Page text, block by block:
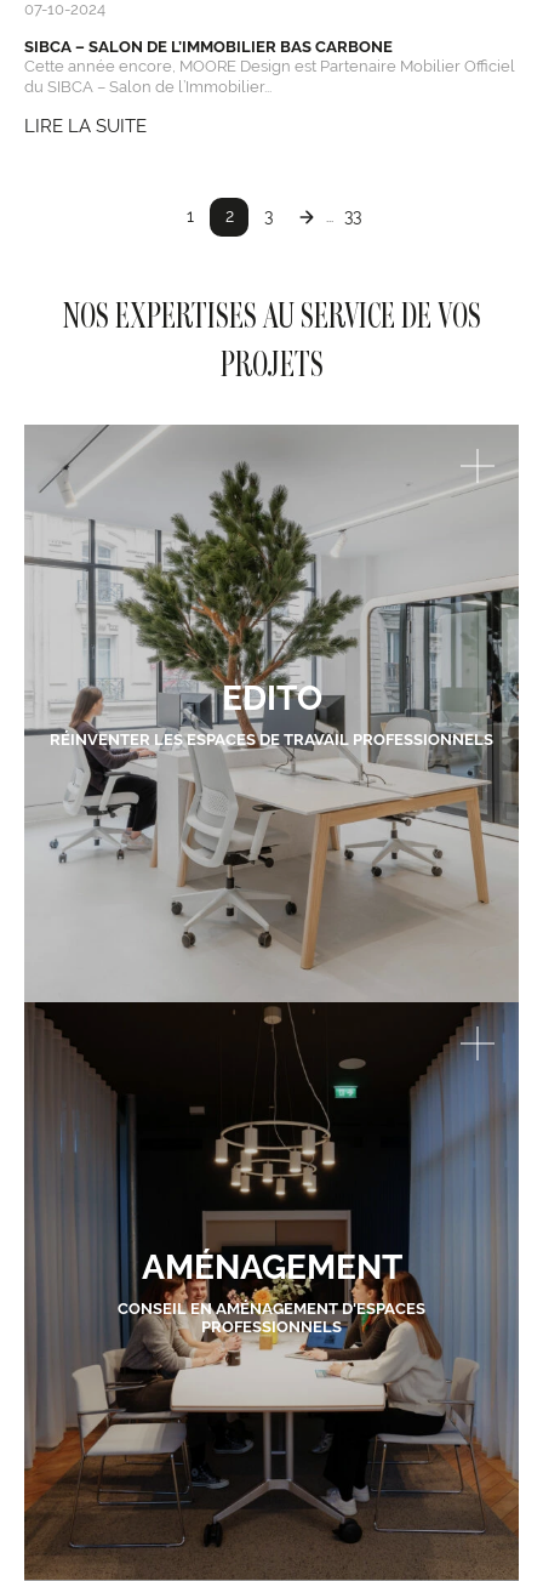
07-10-2024
SIBCA – SALON DE L’IMMOBILIER BAS CARBONE
Cette année encore, MOORE Design est Partenaire Mobilier Officiel
du SIBCA – Salon de l’Immobilier...
LIRE LA SUITE
1 2 3 ... 33
NOS EXPERTISES AU SERVICE DE VOS
PROJETS
EDITO
RÉINVENTER LES ESPACES DE TRAVAIL PROFESSIONNELS
AMÉNAGEMENT
CONSEIL EN AMÉNAGEMENT D'ESPACES
PROFESSIONNELS